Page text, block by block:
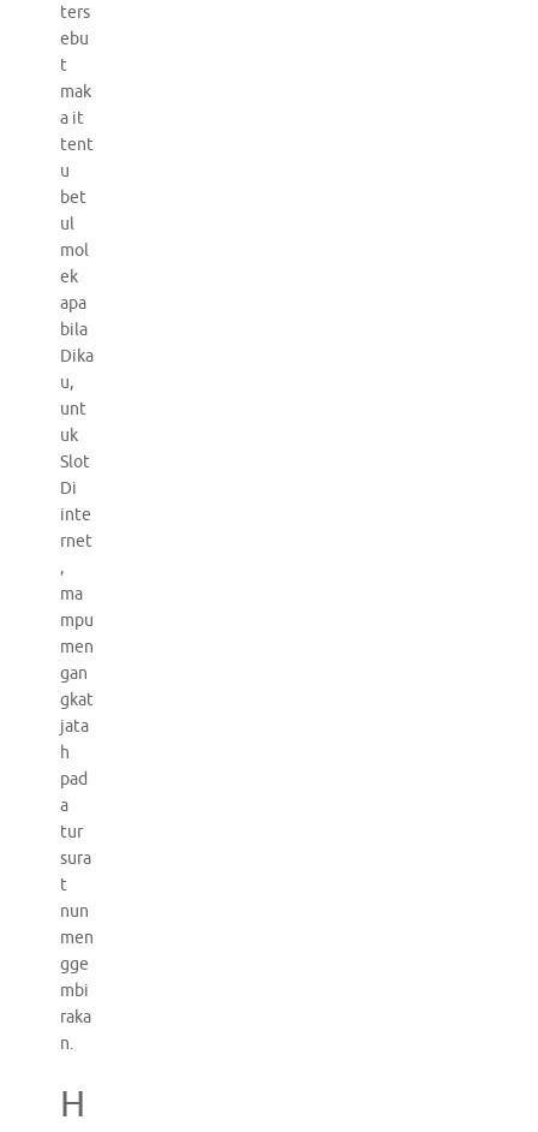
ters
ebu
t
mak
a it
tent
u
bet
ul
mol
ek
apa
bila
Dika
u,
unt
uk
Slot
Di
inte
rnet
,
ma
mpu
men
gan
gkat
jata
h
pad
a
tur
sura
t
nun
men
gge
mbi
raka
n.
H